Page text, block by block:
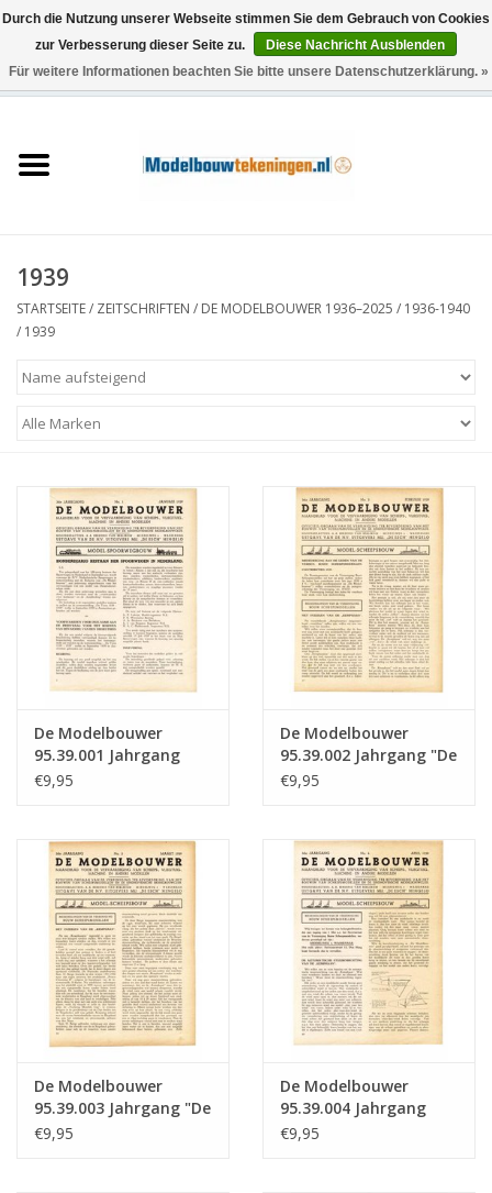
0 Artikel - €0,00
Schiffe
Holzbau
Maschinen
Zeitschriften
Neue Zeichnungen
NEUE ZEITSCHRIFTEN
ABONNEMENT DER
MODELLBAUER
1939
STARTSEITE/ ZEITSCHRIFTEN / DE MODELBOUWER 1936–2025 / 1936-1940
/ 1939
De Modelbouwer
95.39.001 Jahrgang
"Der Modellbauer"
€9,95
De Modelbouwer
95.39.002 Jahrgang "De
Modelbouwer"
€9,95
De Modelbouwer
95.39.003 Jahrgang "De
Modelbouwer"
€9,95
De Modelbouwer
95.39.004 Jahrgang
"Der Modellbauer"
€9,95
Durch die Nutzung unserer Webseite stimmen Sie dem Gebrauch von Cookies
zur Verbesserung dieser Seite zu.
Diese Nachricht Ausblenden
Für weitere Informationen beachten Sie bitte unsere Datenschutzerklärung. »